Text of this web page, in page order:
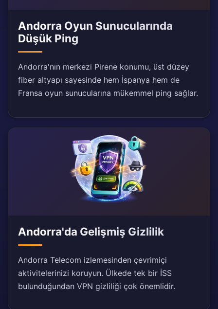
Andorra Oyun Sunucularında
Düşük Ping
Andorra'nın merkezi Pirene konumu, üst düzey
fiber altyapı sayesinde hem İspanya hem de
Fransa oyun sunucularına mükemmel ping sağlar.
Andorra'da Gelişmiş Gizlilik
Andorra Telecom izlemesinden çevrimiçi
aktivitelerinizi koruyun. Ülkede tek bir İSS
bulunduğundan VPN gizliliği çok önemlidir.